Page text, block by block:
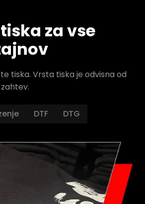
za vse
tiska. Vrsta tiska je odvisna od
DTF DTG